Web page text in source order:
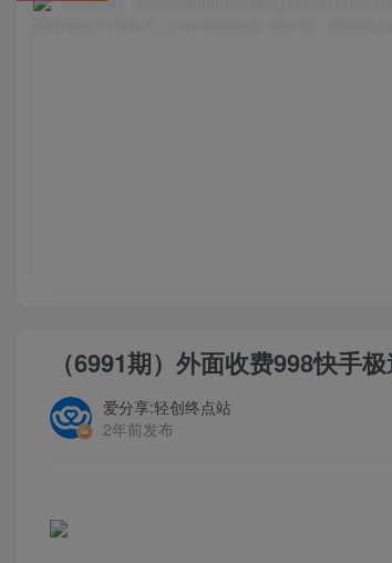
（6991期）外面收费998快手
爱分享:轻创终点站
2年前发布